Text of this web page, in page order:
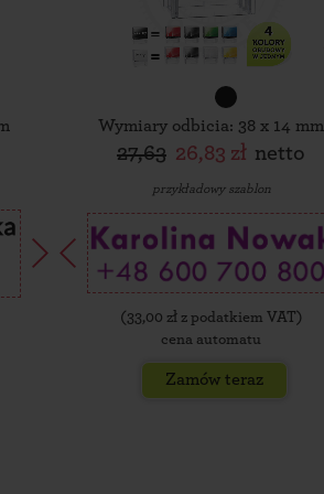
Wymiary odbicia: 38 x 14 mm
27,63 26,83 zł netto
przykładowy szablon
( 33,00 zł z podatkiem VAT)
cena automatu
Zamów teraz